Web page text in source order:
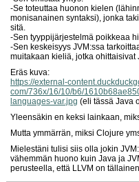
-Se toteuttaa huonon kielen
monisanainen syntaksi), jonka
sitä.
-Sen tyyppijärjestelmä poikkeaa
-Sen keskeisyys JVM:ssa
muitakaan kieliä, jotka
Eräs kuva:
https://external-
com/736x/16/10/b6/
languages-var.jpg (eli tässä Java
Yleensäkin en keksi lainkaan,
Mutta ymmärrän, miksi Clojure
Mielestäni tulisi siis olla jokin
vähemmän huono kuin Java ja
perusteella, että LLVM on